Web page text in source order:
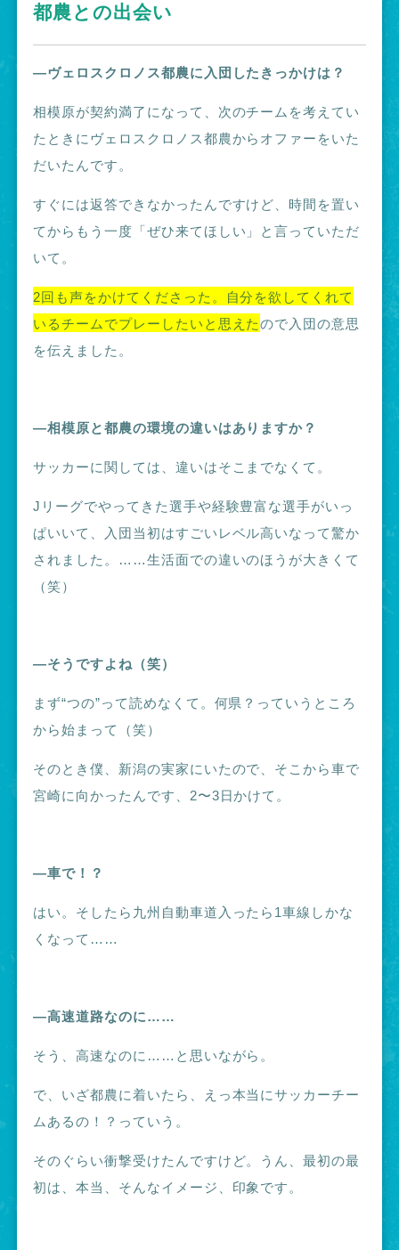
都農との出会い
―ヴェロスクロノス都農に入団したきっかけは？
相模原が契約満了になって、次のチームを考えてい
たときにヴェロスクロノス都農からオファーをいた
だいたんです。
すぐには返答できなかったんですけど、時間を置い
てからもう一度「ぜひ来てほしい」と言っていただ
いて。
2回も声をかけてくださった。自分を欲してくれて
いるチームでプレーしたいと思えたので入団の意思
を伝えました。
―相模原と都農の環境の違いはありますか？
サッカーに関しては、違いはそこまでなくて。
Jリーグでやってきた選手や経験豊富な選手がいっ
ぱいいて、入団当初はすごいレベル高いなって驚か
されました。……生活面での違いのほうが大きくて
（笑）
―そうですよね（笑）
まず“つの”って読めなくて。何県？っていうところ
から始まって（笑）
そのとき僕、新潟の実家にいたので、そこから車で
宮崎に向かったんです、2〜3日かけて。
―車で！？
はい。そしたら九州自動車道入ったら1車線しかな
くなって……
―高速道路なのに……
そう、高速なのに……と思いながら。
で、いざ都農に着いたら、えっ本当にサッカーチー
ムあるの！？っていう。
そのぐらい衝撃受けたんですけど。うん、最初の最
初は、本当、そんなイメージ、印象です。